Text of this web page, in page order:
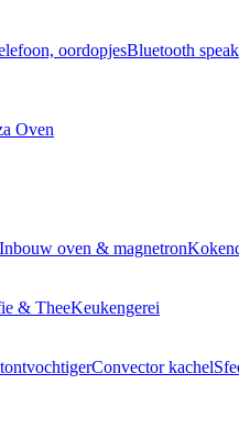
oordopjesBluetooth
Oven
Inbouw oven & magnetron
& TheeKeukengerei
Convector kachel